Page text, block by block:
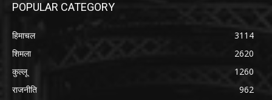
POPULAR CATEGORY
हिमाचल
3114
शिमला
2620
कुल्लू
1260
राजनीति
962